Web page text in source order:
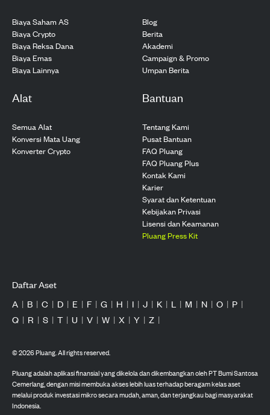
Biaya Saham AS
Biaya Crypto
Biaya Reksa Dana
Biaya Emas
Biaya Lainnya
Blog
Berita
Akademi
Campaign & Promo
Umpan Berita
Alat
Semua Alat
Konversi Mata Uang
Konverter Crypto
Bantuan
Tentang Kami
Pusat Bantuan
FAQ Pluang
FAQ Pluang Plus
Kontak Kami
Karier
Syarat dan Ketentuan
Kebijakan Privasi
Lisensi dan Keamanan
Pluang Press Kit
Daftar Aset
A | B | C | D | E | F | G | H | I | J | K | L | M | N | O | P |
Q | R | S | T | U | V | W | X | Y | Z |
©2026Pluang. All rights reserved.
Pluang adalah aplikasi finansial yang dikelola dan dikembangkan oleh PT Bumi Santosa
Cemerlang, dengan misi membuka akses lebih luas terhadap beragam kelas aset
melalui produk investasi mikro secara mudah, aman, dan terjangkau bagi masyarakat
Indonesia.